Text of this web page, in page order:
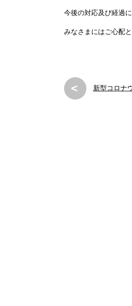
今後の対応及び経過
みなさまにはご心配